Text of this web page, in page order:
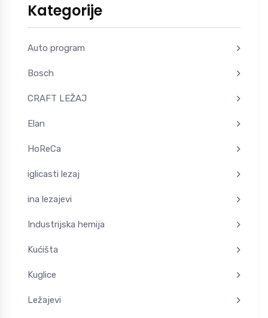
Kategorije
Auto program
Bosch
CRAFT LEŽAJ
Elan
HoReCa
iglicasti lezaj
ina lezajevi
Industrijska hemija
Kućišta
Kuglice
Ležajevi